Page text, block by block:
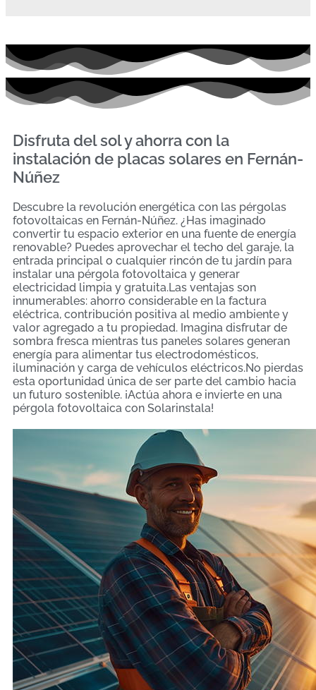
Disfruta del sol y ahorra con la
instalación de placas solares en Fernán-
Núñez
Descubre la revolución energética con las pérgolas
fotovoltaicas en Fernán-Núñez. ¿Has imaginado
convertir tu espacio exterior en una fuente de energía
renovable? Puedes aprovechar el techo del garaje, la
entrada principal o cualquier rincón de tu jardín para
instalar una pérgola fotovoltaica y generar
electricidad limpia y gratuita.Las ventajas son
innumerables: ahorro considerable en la factura
eléctrica, contribución positiva al medio ambiente y
valor agregado a tu propiedad. Imagina disfrutar de
sombra fresca mientras tus paneles solares generan
energía para alimentar tus electrodomésticos,
iluminación y carga de vehículos eléctricos.No pierdas
esta oportunidad única de ser parte del cambio hacia
un futuro sostenible. ¡Actúa ahora e invierte en una
pérgola fotovoltaica con Solarinstala!